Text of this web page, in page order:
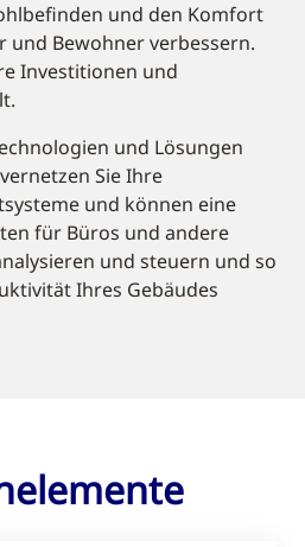
und den Komfort
und Bewohner verbessern.
Investitionen und
und Lösungen
Sie Ihre
und können eine
für Büros und andere
und steuern und so
Ihres Gebäudes